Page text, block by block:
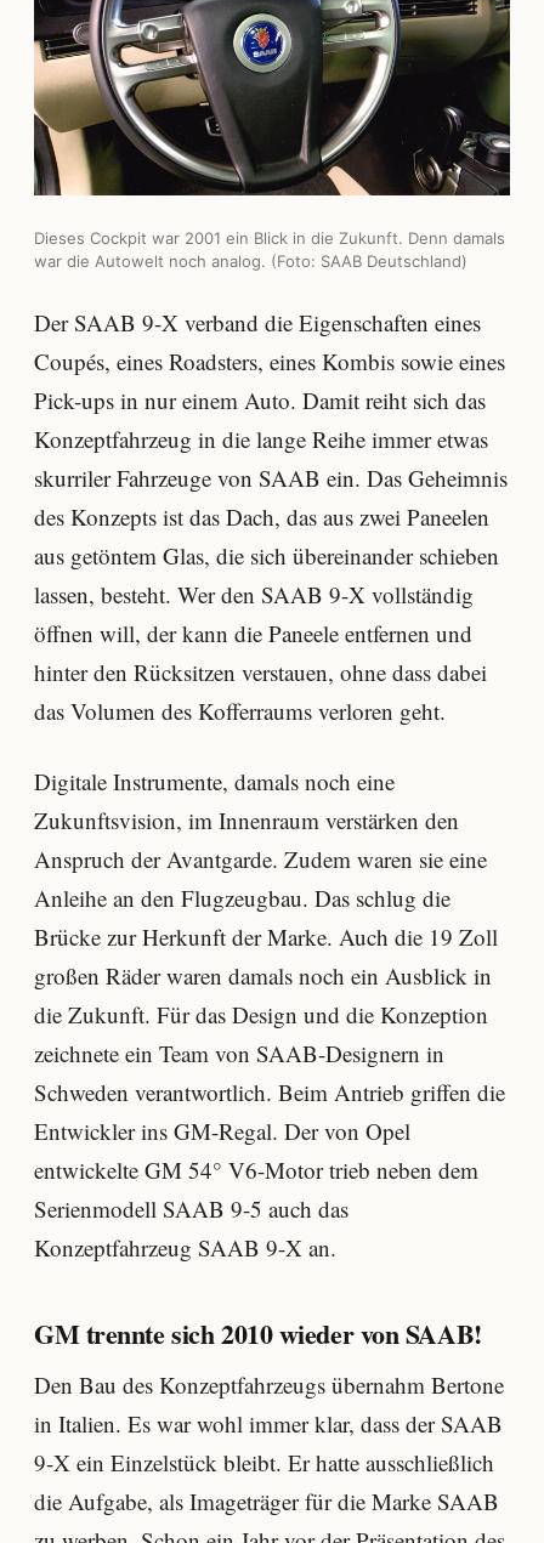
Dieses Cockpit war 2001 ein Blick in die Zukunft. Denn damals
war die Autowelt noch analog. (Foto: SAAB Deutschland)
Der SAAB 9-X verband die Eigenschaften eines
Coupés, eines Roadsters, eines Kombis sowie eines
Pick-ups in nur einem Auto. Damit reiht sich das
Konzeptfahrzeug in die lange Reihe immer etwas
skurriler Fahrzeuge von SAAB ein. Das Geheimnis
des Konzepts ist das Dach, das aus zwei Paneelen
aus getöntem Glas, die sich übereinander schieben
lassen, besteht. Wer den SAAB 9-X vollständig
öffnen will, der kann die Paneele entfernen und
hinter den Rücksitzen verstauen, ohne dass dabei
das Volumen des Kofferraums verloren geht.
Digitale Instrumente, damals noch eine
Zukunftsvision, im Innenraum verstärken den
Anspruch der Avantgarde. Zudem waren sie eine
Anleihe an den Flugzeugbau. Das schlug die
Brücke zur Herkunft der Marke. Auch die 19 Zoll
großen Räder waren damals noch ein Ausblick in
die Zukunft. Für das Design und die Konzeption
zeichnete ein Team von SAAB-Designern in
Schweden verantwortlich. Beim Antrieb griffen die
Entwickler ins GM-Regal. Der von Opel
entwickelte GM 54° V6-Motor trieb neben dem
Serienmodell SAAB 9-5 auch das
Konzeptfahrzeug SAAB 9-X an.
GM trennte sich 2010 wieder von SAAB!
Den Bau des Konzeptfahrzeugs übernahm Bertone
in Italien. Es war wohl immer klar, dass der SAAB
9-X ein Einzelstück bleibt. Er hatte ausschließlich
die Aufgabe, als Imageträger für die Marke SAAB